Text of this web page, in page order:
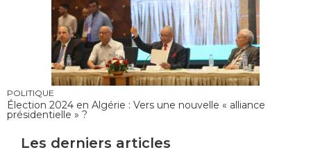
POLITIQUE
Élection 2024 en Algérie : Vers une nouvelle « alliance
présidentielle » ?
Les derniers articles